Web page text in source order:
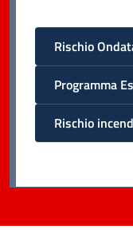
Rischio
Programma
Rischio